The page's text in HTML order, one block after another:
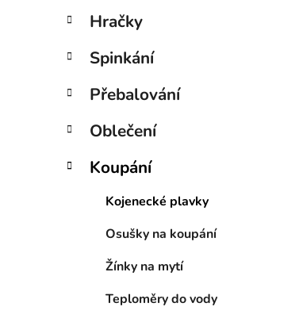
Hračky
Spinkání
Přebalování
Oblečení
Koupání
Kojenecké plavky
Osušky na koupání
Žínky na mytí
Teploměry do vody